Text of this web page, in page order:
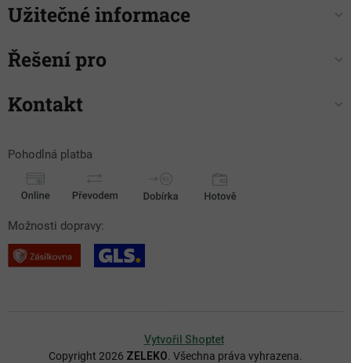
Užitečné informace
Řešení pro
Kontakt
Pohodlná platba
Možnosti dopravy:
Vytvořil Shoptet
Copyright 2026 ZELEKO. Všechna práva vyhrazena.